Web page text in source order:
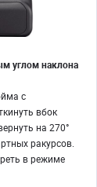
углом наклона
с
вбок
на 270°
ракурсов.
в режиме